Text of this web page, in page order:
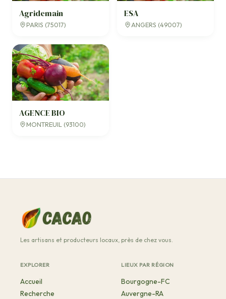
Agridemain
PARIS (75017)
ESA
ANGERS (49007)
AGENCE BIO
MONTREUIL (93100)
Les artisans et producteurs locaux, près de chez vous.
EXPLORER
Accueil
Recherche
LIEUX PAR RÉGION
Bourgogne-FC
Auvergne-RA